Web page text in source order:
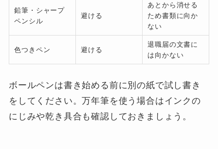
鉛筆・シャープ
ペンシル
避ける
あとから消せる
ため書類に向か
ない
色つきペン 避ける
退職届の文書に
は向かない
ボールペンは書き始める前に別の紙で試し書き
をしてください。万年筆を使う場合はインクの
にじみや乾き具合も確認しておきましょう。